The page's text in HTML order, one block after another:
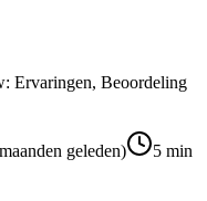
Ervaringen, Beoordeling
geleden) 5 min